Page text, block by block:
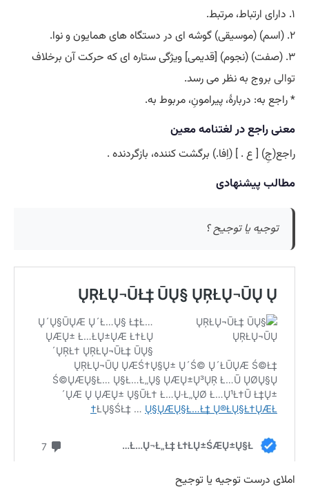
۱. دارای ارتباط، مرتبط.
۲. (اسم) (موسیقی) گوشه ای در دستگاه های همایون و نوا.
۳. (صفت) (نجوم) [قدیمی] ویژگی ستاره ای که حرکت آن برخلاف
توالی بروج به نظر می رسد.
* راجع به: دربارۀ، پیرامونِ، مربوط به.
معنی راجع در لغتنامه معین
راجع(جِ) [ ع . ] (اِفا.) برگشت کننده، بازگردنده .
مطالب پیشنهادی
توجیه یا توجیح ؟
املای درست توجیه یا توجیح